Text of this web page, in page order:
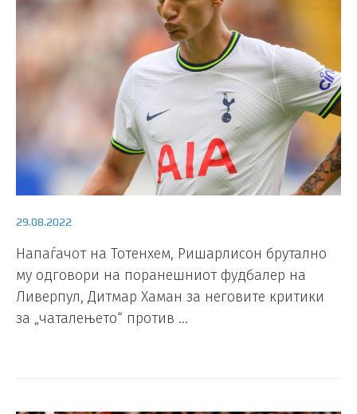
29.08.2022
Напаѓачот на Тотенхем, Ришарлисон брутално
му одговори на поранешниот фудбалер на
Ливерпул, Дитмар Хаман за неговите критики
за „чаталењето“ против …